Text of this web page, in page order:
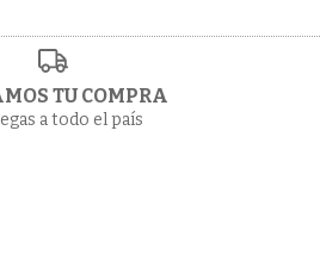
TU COMPRA
a todo el país